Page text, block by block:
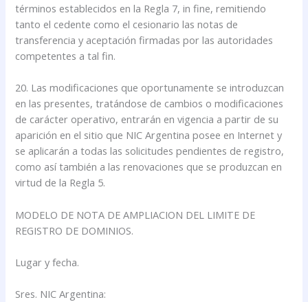
términos establecidos en la Regla 7, in fine, remitiendo
tanto el cedente como el cesionario las notas de
transferencia y aceptación firmadas por las autoridades
competentes a tal fin.
20. Las modificaciones que oportunamente se introduzcan
en las presentes, tratándose de cambios o modificaciones
de carácter operativo, entrarán en vigencia a partir de su
aparición en el sitio que NIC Argentina posee en Internet y
se aplicarán a todas las solicitudes pendientes de registro,
como así también a las renovaciones que se produzcan en
virtud de la Regla 5.
MODELO DE NOTA DE AMPLIACION DEL LIMITE DE
REGISTRO DE DOMINIOS.
Lugar y fecha.
Sres. NIC Argentina: